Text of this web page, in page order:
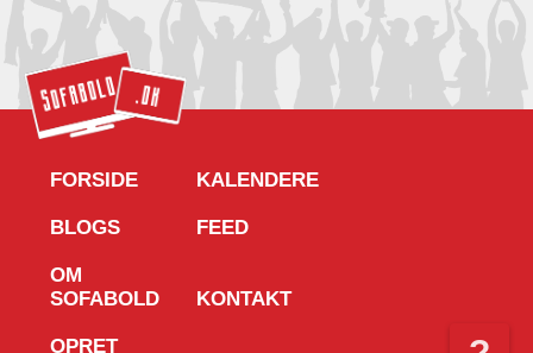
FORSIDE KALENDERE
BLOGS FEED
OM
SOFABOLD
KONTAKT
OPRET